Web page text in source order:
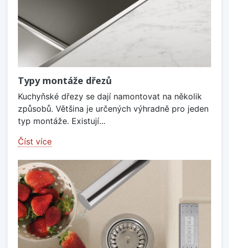
Typy montáže dřezů
Kuchyňské dřezy se dají namontovat na několik
způsobů. Většina je určených výhradně pro jeden
typ montáže. Existují...
Číst více